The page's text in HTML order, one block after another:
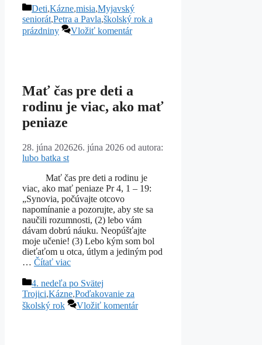
Kategórie
Deti,Kázne,misia,Myjavský
seniorát,Petra a Pavla,školský rok a
prázdniny
Vložiť komentár
Mať čas pre deti a
rodinu je viac, ako mať
peniaze
28. júna 202626. júna 2026 od autora:
lubo batka st
Mať čas pre deti a rodinu je
viac, ako mať peniaze Pr 4, 1 – 19:
„Synovia, počúvajte otcovo
napomínanie a pozorujte, aby ste sa
naučili rozumnosti, (2) lebo vám
dávam dobrú náuku. Neopúšťajte
moje učenie! (3) Lebo kým som bol
dieťaťom u otca, útlym a jediným pod
… Čítať viac
Kategórie
4. nedeľa po Svätej
Trojici,Kázne,Poďakovanie za
školský rok
Vložiť komentár